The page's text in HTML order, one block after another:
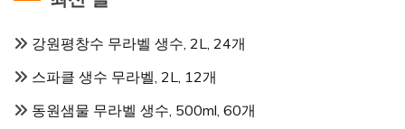
강원평창수 무라벨 생수, 2L, 24개
스파클 생수 무라벨, 2L, 12개
동원샘물 무라벨 생수, 500ml, 60개